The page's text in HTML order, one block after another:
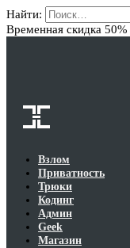
Найти:
Временная скидка 50%
Взлом
Приватность
Трюки
Кодинг
Админ
Geek
Магазин